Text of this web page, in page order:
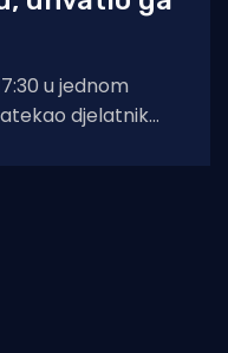
u jednom
djelatnik